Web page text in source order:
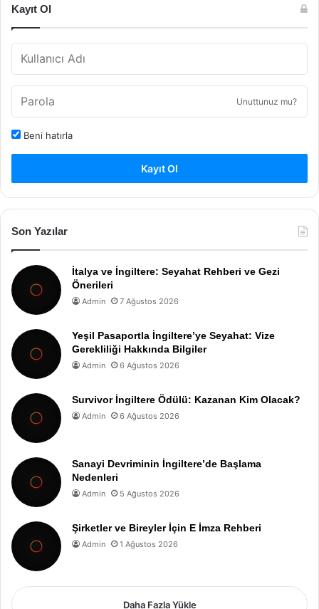
Kayıt Ol
Unuttunuz mu?
Beni hatırla
Kayıt Ol
Son Yazılar
İtalya ve İngiltere: Seyahat Rehberi ve Gezi
Önerileri
Admin 7 Ağustos 2026
Yeşil Pasaportla İngiltere’ye Seyahat: Vize
Gerekliliği Hakkında Bilgiler
Admin 6 Ağustos 2026
Survivor İngiltere Ödülü: Kazanan Kim Olacak?
Admin 6 Ağustos 2026
Sanayi Devriminin İngiltere’de Başlama
Nedenleri
Admin 5 Ağustos 2026
Şirketler ve Bireyler İçin E İmza Rehberi
Admin 1 Ağustos 2026
Daha Fazla Yükle